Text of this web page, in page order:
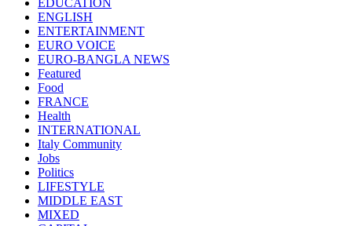
ENGLISH
ENTERTAINMENT
EURO VOICE
EURO-BANGLA NEWS
Featured
Food
FRANCE
Health
INTERNATIONAL
Italy Community
Jobs
Politics
LIFESTYLE
MIDDLE EAST
MIXED